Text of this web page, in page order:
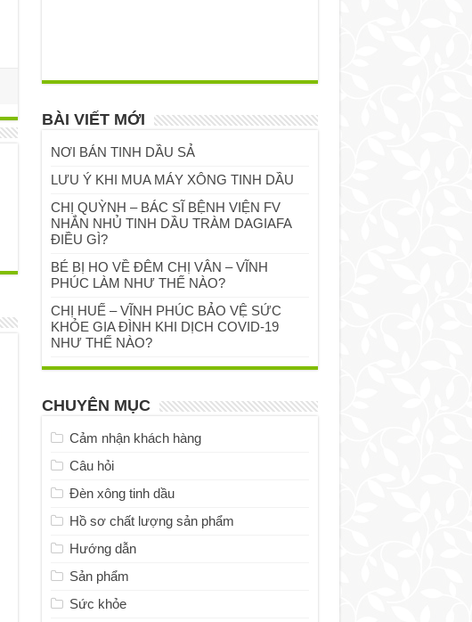
BÀI VIẾT MỚI
NƠI BÁN TINH DẦU SẢ
LƯU Ý KHI MUA MÁY XÔNG TINH DẦU
CHỊ QUỲNH – BÁC SĨ BỆNH VIỆN FV
NHẮN NHỦ TINH DẦU TRÀM DAGIAFA
ĐIỀU GÌ?
BÉ BỊ HO VỀ ĐÊM CHỊ VÂN – VĨNH
PHÚC LÀM NHƯ THẾ NÀO?
CHỊ HUẾ – VĨNH PHÚC BẢO VỆ SỨC
KHỎE GIA ĐÌNH KHI DỊCH COVID-19
NHƯ THẾ NÀO?
CHUYÊN MỤC
Cảm nhận khách hàng
Câu hỏi
Đèn xông tinh dầu
Hồ sơ chất lượng sản phẩm
Hướng dẫn
Sản phẩm
Sức khỏe